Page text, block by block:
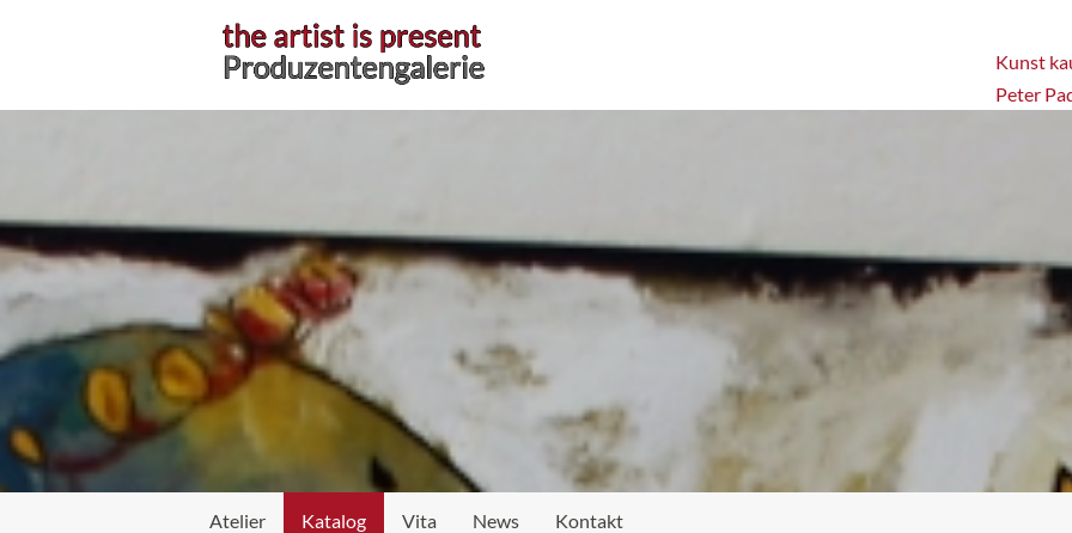
Kunst
Peter
Atelier Katalog Vita News Kontakt
Atelier